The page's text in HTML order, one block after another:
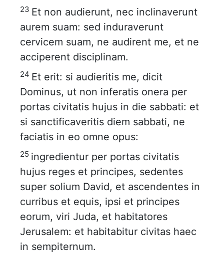
23 Et non audierunt, nec inclinaverunt
aurem suam: sed induraverunt
cervicem suam, ne audirent me, et ne
acciperent disciplinam.
24 Et erit: si audieritis me, dicit
Dominus, ut non inferatis onera per
portas civitatis hujus in die sabbati: et
si sanctificaveritis diem sabbati, ne
faciatis in eo omne opus:
25 ingredientur per portas civitatis
hujus reges et principes, sedentes
super solium David, et ascendentes in
curribus et equis, ipsi et principes
eorum, viri Juda, et habitatores
Jerusalem: et habitabitur civitas haec
in sempiternum.